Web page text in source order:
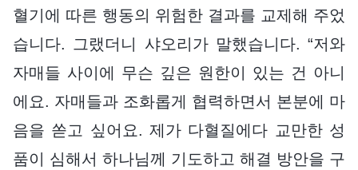
혈기에 따른 행동의 위험한 결과를 교제해 주었
습니다. 그랬더니 샤오리가 말했습니다. “저와
자매들 사이에 무슨 깊은 원한이 있는 건 아니
에요. 자매들과 조화롭게 협력하면서 본분에 마
음을 쏟고 싶어요. 제가 다혈질에다 교만한 성
품이 심해서 하나님께 기도하고 해결 방안을 구